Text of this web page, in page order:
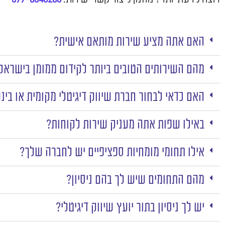
האם אתה מציע שירות מותאם אישית?
מהם השירותים הטובים ביותר לקידום ממומן
האם כדאי לבחור חברת שיווק דיגיטלי מקומית או
באילו שפות אתה מעניק שירות לקוחות?
אילו תחומי מומחיות ספציפיים יש לחברה שלך?
מהם התחומים שיש לך בהם ניסיון?
יש לך ניסיון בתור יועץ שיווק דיגיטלי?